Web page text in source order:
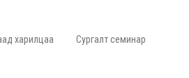
харилцаа Сургалт семинар